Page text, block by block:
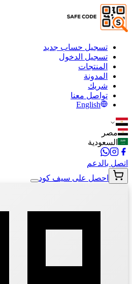
تسجيل حساب جديد
تسجيل الدخول
المنتجات
المدونة
شريك
تواصل معنا
English
مصر
السعودية
اتصل بالدعم
احصل على سيف كود